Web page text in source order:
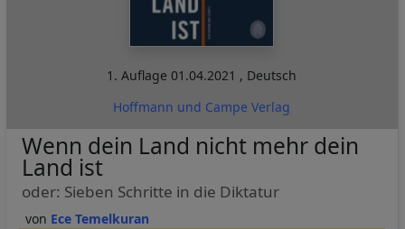
1. Auflage01.04.2021 , Deutsch
Hoffmann und Campe Verlag
Ece Temelkuran
Wenn dein Land nicht mehr dein
Land ist
oder: Sieben Schritte in die Diktatur